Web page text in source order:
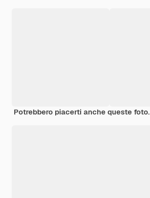
Potrebbero piacerti anche queste foto.